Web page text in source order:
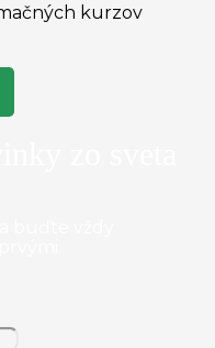
kurzov
zo sveta